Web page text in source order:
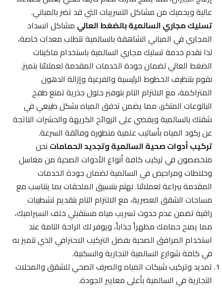
عالية ويحميك من مشاكل التسريبات التي قد تضر بالمباني.
تسليك مجاري السالمية بالضغط العاليمشاكل انسداد
المجاري في المباني الشاهقة بالسالمية تتطلب معدات خاصة،
لذا نقدم خدمة تسليك مجاري السالمية باستخدام ماكينات
الضغط العالي لضمان جودة الخدمات المقدمة لعملائنا بتميز.
نقوم بتنظيف الخطوط الرئيسية والفرعية وإزالة الدهون
المتراكمة، مع الالتزام التام بتوفير حلول جذرية تمنع طفح
البالوعات المتكرر، مما يضمن تدفق المياه بشكل طبيعي في
شقتك بالسالمية ويقضي على الروائح الكريهة والحشرات الناتجة
عن ركود المياه بأساليب علمية متطورة وفائقة السرعة.
تركيب أدوات صحية السالمية وتجديد الحماماتنحن
متخصصون في تركيب كافة أنواع الأدوات الصحية من مغاسل
وخلاطات ومراحيض في السالمية لضمان جودة الخدمات
المقدمة ببراعة لعملائنا. نهتم بتنسيق الملحقات بما يتناسب مع
مساحات الشقق العصرية، مع الالتزام التام بتقديم تشطيبات
راقية تضمن عدم حدوث تسريب مياه مستقبلي خلف السيراميك،
مما يمنح حمامك مظهراً جذاباً، ويوفر لك الراحة التامة عند
استخدام المرافق الصحية بفضل التركيب الاحترافي الذي نتميز به
في كافة شوارع السالمية التجارية والسكنية.
تمديد وتركيب شبكات المياه والصرف الصحي للشقق والمحلات
التجارية في السالمية بأعلى معايير الجودة.